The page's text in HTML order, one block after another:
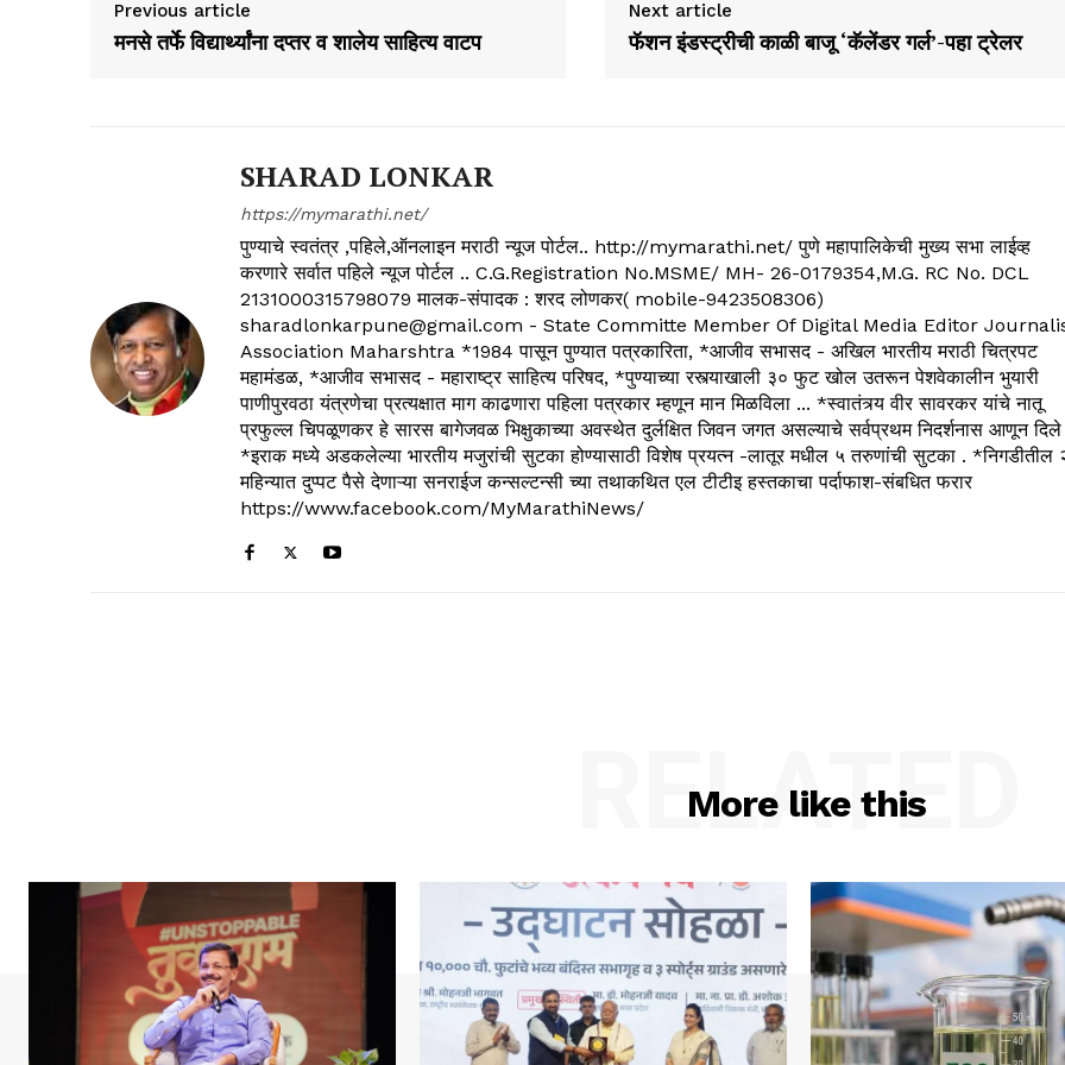
Previous article
मनसे तर्फे विद्यार्थ्यांना दप्तर व शालेय साहित्य वाटप
Next article
फॅशन इंडस्ट्रीची काळी बाजू ‘कॅलेंडर गर्ल’-पहा ट्रेलर
SHARAD LONKAR
https://mymarathi.net/
पुण्याचे स्वतंत्र ,पहिले,ऑनलाइन मराठी न्यूज पोर्टल.. http://mymarathi.net/ पुणे महापालिकेची मुख्य सभा लाईव्ह
करणारे सर्वात पहिले न्यूज पोर्टल .. C.G.Registration No.MSME/ MH- 26-0179354,M.G. RC No. DCL
2131000315798079 मालक-संपादक : शरद लोणकर( mobile-9423508306)
sharadlonkarpune@gmail.com - State Committe Member Of Digital Media Editor
Association Maharshtra *1984 पासून पुण्यात पत्रकारिता, *आजीव सभासद - अखिल भारतीय मराठी चित्रपट
महामंडळ, *आजीव सभासद - महाराष्ट्र साहित्य परिषद, *पुण्याच्या रस्त्याखाली ३० फुट खोल उतरून पेशवेकालीन भुयारी
पाणीपुरवठा यंत्रणेचा प्रत्यक्षात माग काढणारा पहिला पत्रकार म्हणून मान मिळविला ... *स्वातंत्र्य वीर सावरकर यांचे नातू
प्रफुल्ल चिपळूणकर हे सारस बागेजवळ भिक्षुकाच्या अवस्थेत दुर्लक्षित जिवन जगत असल्याचे सर्वप्रथम निदर्शनास आणून दिले
*इराक मध्ये अडकलेल्या भारतीय मजुरांची सुटका होण्यासाठी विशेष प्रयत्न -लातूर मधील ५ तरुणांची सुटका . *निगडीतील
महिन्यात दुप्पट पैसे देणाऱ्या सनराईज कन्सल्टन्सी च्या तथाकथित एल टीटीइ हस्तकाचा पर्दाफाश-संबधित फरार
https://www.facebook.com/MyMarathiNews/
More like this
RELATED